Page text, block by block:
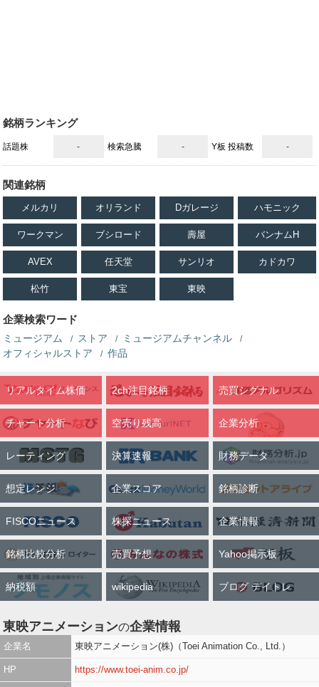
銘柄ランキング
話題株 - 検索急騰 - Y板 投稿数 -
関連銘柄
メルカリ オリランド Dガレージ ハモニック
ワークマン ブシロード 壽屋 バンナムH
AVEX 任天堂 サンリオ カドカワ
松竹 東宝 東映
企業検索ワード
ミュージアム ストア
ミュージアムチャンネル
オフィシャルストア
作品
リアルタイム株価 2ch注目銘柄 売買シグナル
チャート分析 空売り残高 企業分析
レーティング 決算速報 財務データ
想定レンジ 企業スコア 銘柄診断
FISCOニュース 株探ニュース 企業情報
銘柄比較分析 売買予想 Yahoo掲示板
納税額 wikipedia ブログ デイトレ
東映アニメーションの企業情報
企業名 東映アニメーション(株)（Toei Animation Co., Ltd.）
HP https://www.toei-anim.co.jp/